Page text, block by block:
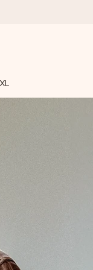
moment, quand
pays où nous
le cœur. Sans